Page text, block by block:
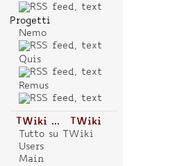
Progetti
Nemo
Quis
Remus
TWiki ... TWiki
Tutto su TWiki
Users
Main